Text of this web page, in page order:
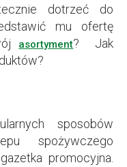
dotrzeć do
mu ofertę
asortyment? Jak
sposobów
spożywczego
promocyjna.